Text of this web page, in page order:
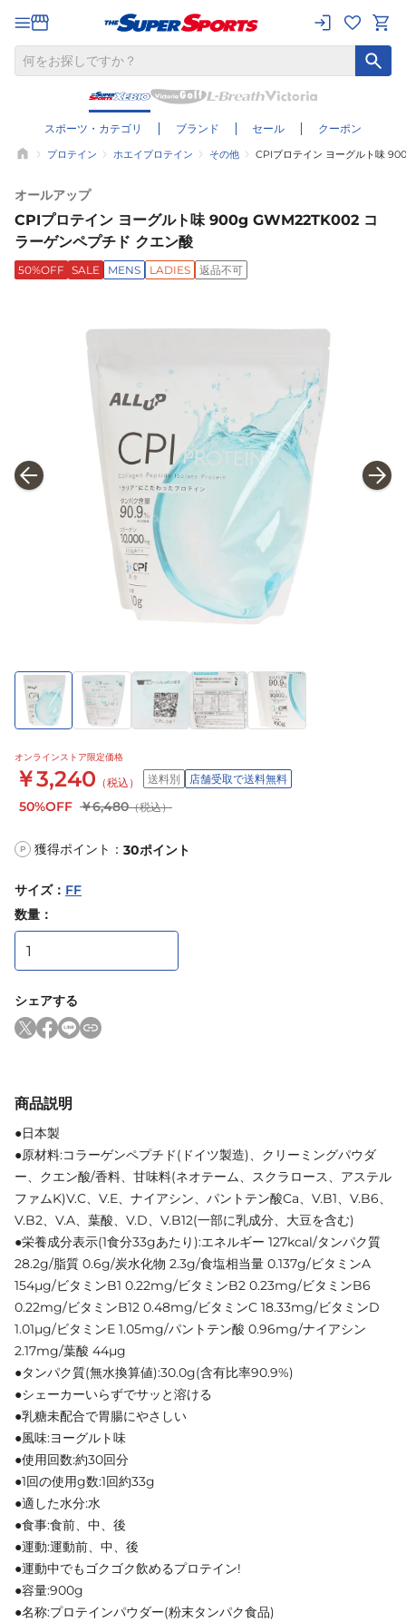
スポーツ・カテゴリ ブランド セール クーポン
プロテイン ホエイプロテイン その他 CPIプロテイン ヨーグルト味
オールアップ
CPIプロテイン ヨーグルト味 900g GWM22TK002 コ
ラーゲンペプチド クエン酸
50%OFF SALE MENS LADIES 返品不可
オンラインストア限定価格
￥3,240 （税込） 送料別 店舗受取で送料無料
50%OFF ￥6,480（税込）
P 獲得ポイント： 30ポイント
サイズ： FF
数量：
シェアする
商品説明
●日本製
●原材料:コラーゲンペプチド(ドイツ製造)、クリーミングパウダ
ー、クエン酸/香料、甘味料(ネオテーム、スクラロース、アステル
ファムK)V.C、V.E、ナイアシン、パントテン酸Ca、V.B1、V.B6、
V.B2、V.A、葉酸、V.D、V.B12(一部に乳成分、大豆を含む)
●栄養成分表示(1食分33gあたり):エネルギー 127kcal/タンパク質
28.2g/脂質 0.6g/炭水化物 2.3g/食塩相当量 0.137g/ビタミンA
154μg/ビタミンB1 0.22mg/ビタミンB2 0.23mg/ビタミンB6
0.22mg/ビタミンB12 0.48mg/ビタミンC 18.33mg/ビタミンD
1.01μg/ビタミンE 1.05mg/パントテン酸 0.96mg/ナイアシン
2.17mg/葉酸 44μg
●タンパク質(無水換算値):30.0g(含有比率90.9%)
●シェーカーいらずでサッと溶ける
●乳糖未配合で胃腸にやさしい
●風味:ヨーグルト味
●使用回数:約30回分
●1回の使用g数:1回約33g
●適した水分:水
●食事:食前、中、後
●運動:運動前、中、後
●運動中でもゴクゴク飲めるプロテイン!
●容量:900g
●名称:プロテインパウダー(粉末タンパク食品)